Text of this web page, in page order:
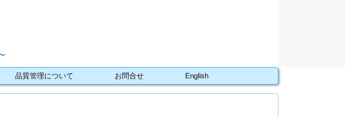
品質管理について お問合せ English